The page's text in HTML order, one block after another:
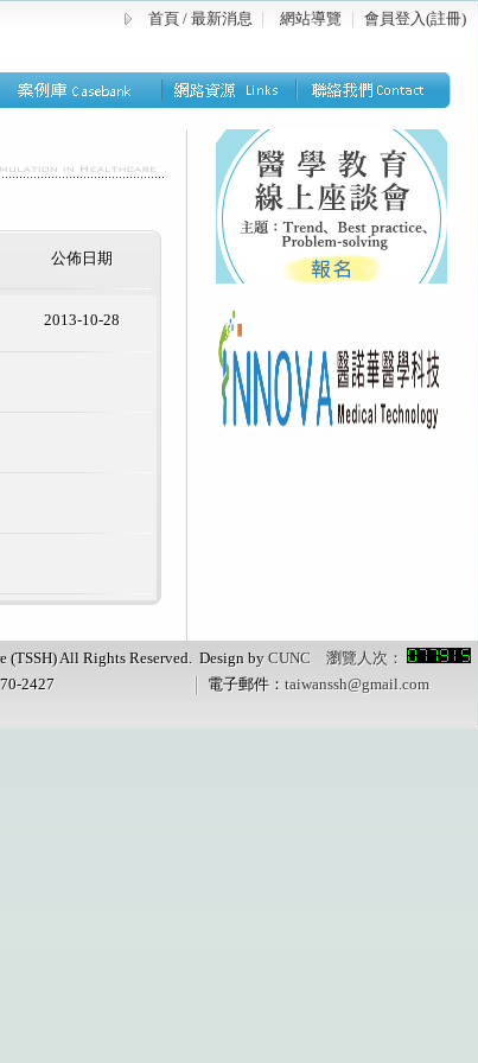
首頁 / 最新消息 網站導覽 會員登入(註冊)
公佈日期
2013-10-28
All Rights Reserved. Design by CUNC 瀏覽人次：
2427 電子郵件： taiwanssh@gmail.com